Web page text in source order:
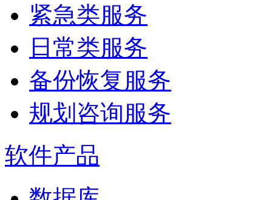
紧急类服务
日常类服务
备份恢复服务
规划咨询服务
软件产品